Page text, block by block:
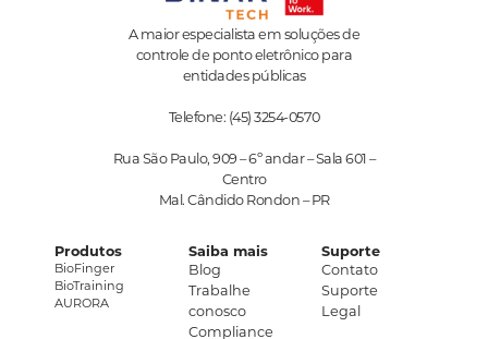
A maior especialista em soluções de
controle de ponto eletrônico para
entidades públicas
Telefone: (45) 3254-0570
Rua São Paulo, 909 – 6º andar – Sala 601 –
Centro
Mal. Cândido Rondon – PR
Produtos
BioFinger
BioTraining
AURORA
Saiba mais
Blog
Trabalhe
conosco
Compliance
Suporte
Contato
Suporte
Legal